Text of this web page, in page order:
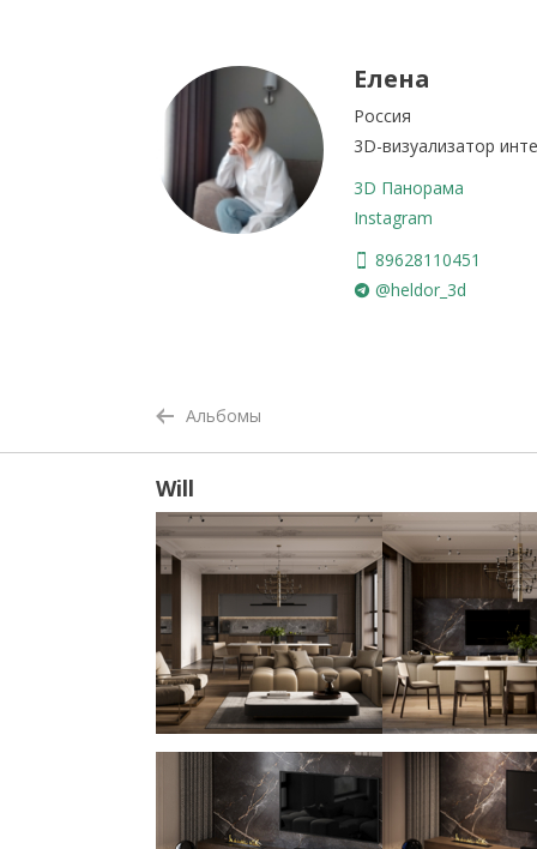
Елена
Россия
3D-визуализатор
3D Панорама
Instagram
89628110451
@heldor_3d
Альбомы
Will